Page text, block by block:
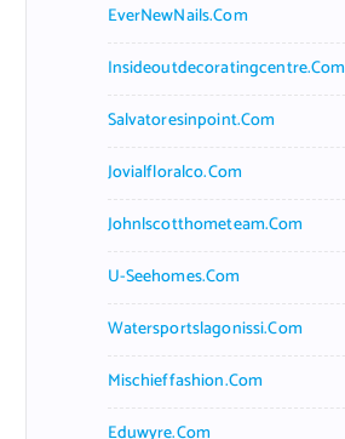
EverNewNails.com
Insideoutdecoratingcentre.com
Salvatoresinpoint.com
Jovialfloralco.com
Johnlscotthometeam.com
U-Seehomes.com
Watersportslagonissi.com
Mischieffashion.com
Eduwyre.com